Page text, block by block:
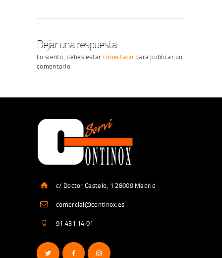
Dejar una respuesta
Lo siento, debes estar conectado para publicar un
comentario.
c/ Doctor Castelo, 1 28009 Madrid
comercial@continox.es
91 431 14 01